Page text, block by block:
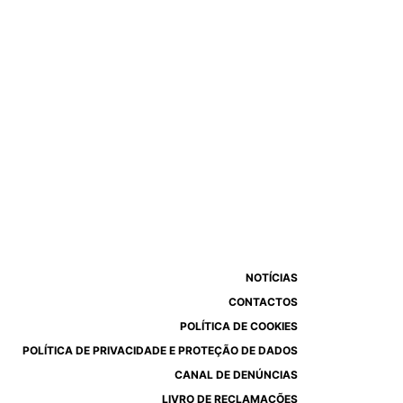
NOTÍCIAS
CONTACTOS
POLÍTICA DE COOKIES
POLÍTICA DE PRIVACIDADE E PROTEÇÃO DE DADOS
CANAL DE DENÚNCIAS
LIVRO DE RECLAMAÇÕES